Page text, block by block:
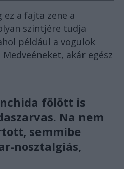
ez a fajta zene a
szintjére tudja
például a vogulok
akár egész
fölött is
Na nem
semmibe
nosztalgiás,